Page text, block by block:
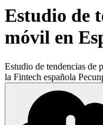
Estudio de
móvil en
Estudio de tendencias de
la Fintech española